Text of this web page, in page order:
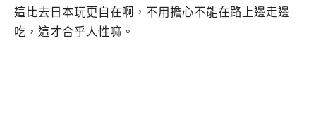
這比去日本玩更自在啊，不用擔心不能在路上邊走邊
吃，這才合乎人性嘛。